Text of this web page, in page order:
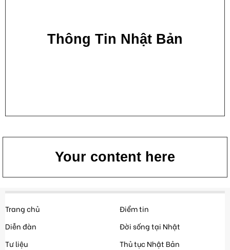
Thông Tin Nhật Bản
Your content here
Trang chủ
Diễn đàn
Tư liệu
Điểm tin
Đời sống tại Nhật
Thủ tục Nhật Bản